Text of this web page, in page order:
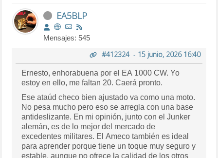
EA5BLP
Mensajes: 545
#412324- 15 junio, 2026 16:40
Ernesto, enhorabuena por el EA 1000 CW. Yo
estoy en ello, me faltan 20. Caerá pronto.
Ese ataúd checo bien ajustado va como una moto.
No pesa mucho pero eso se arregla con una base
antideslizante. En mi opinión, junto con el Junker
alemán, es de lo mejor del mercado de
excedentes militares. El Ameco también es ideal
para aprender porque tiene un toque muy seguro y
estable, aunque no ofrece la calidad de los otros